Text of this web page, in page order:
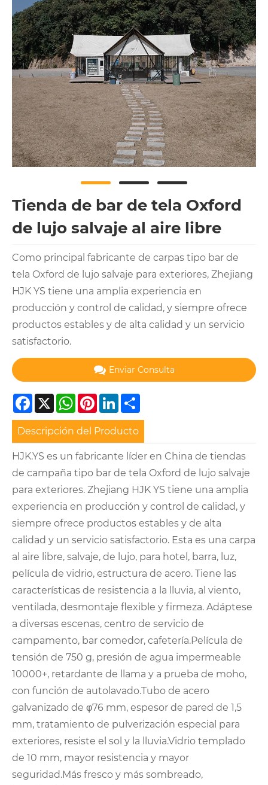
Tienda de bar de tela Oxford
de lujo salvaje al aire libre
Como principal fabricante de carpas tipo bar de
tela Oxford de lujo salvaje para exteriores, Zhejiang
HJK YS tiene una amplia experiencia en
producción y control de calidad, y siempre ofrece
productos estables y de alta calidad y un servicio
satisfactorio.
Enviar Consulta
Facebook
X WhatsApp
Pinterest
LinkedIn
Descripción del Producto
HJK.YS es un fabricante líder en China de tiendas
de campaña tipo bar de tela Oxford de lujo salvaje
para exteriores. Zhejiang HJK YS tiene una amplia
experiencia en producción y control de calidad, y
siempre ofrece productos estables y de alta
calidad y un servicio satisfactorio. Esta es una carpa
al aire libre, salvaje, de lujo, para hotel, barra, luz,
película de vidrio, estructura de acero. Tiene las
características de resistencia a la lluvia, al viento,
ventilada, desmontaje flexible y firmeza. Adáptese
a diversas escenas, centro de servicio de
campamento, bar comedor, cafetería.Película de
tensión de 750 g, presión de agua impermeable
10000+, retardante de llama y a prueba de moho,
con función de autolavado.Tubo de acero
galvanizado de φ76 mm, espesor de pared de 1,5
mm, tratamiento de pulverización especial para
exteriores, resiste el sol y la lluvia.Vidrio templado
de 10 mm, mayor resistencia y mayor
seguridad.Más fresco y más sombreado,